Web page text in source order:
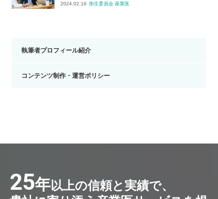
2024.02.16 衛生委員会 産業医
執筆者プロフィール紹介
コンテンツ制作・運営ポリシー
25年以上の信頼と実績で、